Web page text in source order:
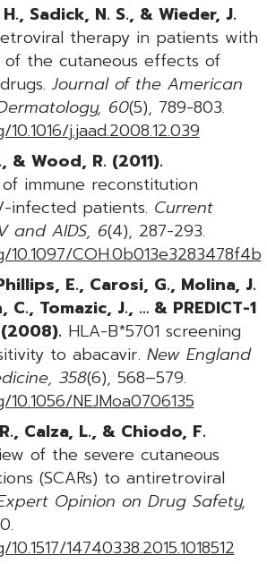
Sadick, N. S., & Wieder, J.
therapy in patients with
of the cutaneous effects of
Journal of the American
60(5), 789-803.
j.jaad.2008.12.039
& Wood, R. (2011).
immune reconstitution
infected patients. Current
and AIDS, 6(4), 287-293.
COH.0b013e3283478f4b
E., Carosi, G., Molina, J.
C., Tomazic, J., … & PREDICT-1
HLA-B*5701 screening
to abacavir. New England
358(6), 568–579.
NEJMoa0706135
Calza, L., & Chiodo, F.
of the severe cutaneous
(SCARs) to antiretroviral
Opinion on Drug Safety,
14740338.2015.1018512